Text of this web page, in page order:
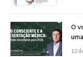
O
12